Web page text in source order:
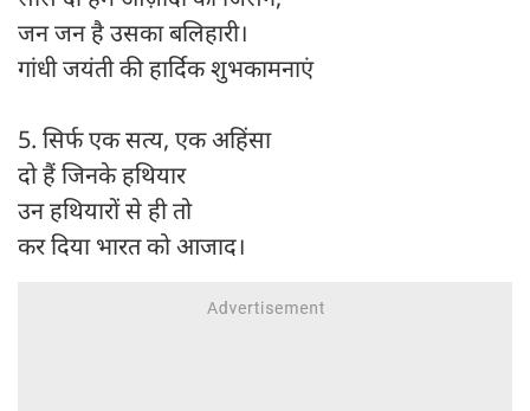
जन जन है उसका बलिहारी।
गांधी जयंती की हार्दिक शुभकामनाएं
5. सिर्फ एक सत्य, एक अहिंसा
दो हैं जिनके हथियार
उन हथियारों से ही तो
कर दिया भारत को आजाद।